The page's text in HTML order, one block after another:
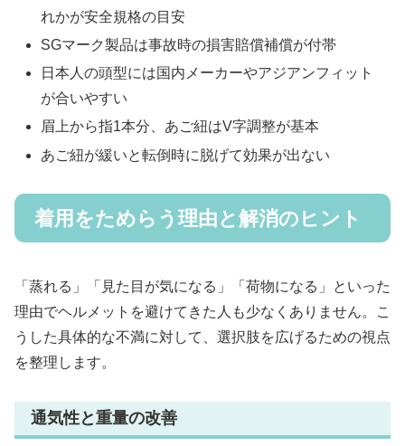
れかが安全規格の目安
SGマーク製品は事故時の損害賠償補償が付帯
日本人の頭型には国内メーカーやアジアンフィット
が合いやすい
眉上から指1本分、あご紐はV字調整が基本
あご紐が緩いと転倒時に脱げて効果が出ない
着用をためらう理由と解消のヒント
「蒸れる」「見た目が気になる」「荷物になる」といった
理由でヘルメットを避けてきた人も少なくありません。こ
うした具体的な不満に対して、選択肢を広げるための視点
を整理します。
通気性と重量の改善